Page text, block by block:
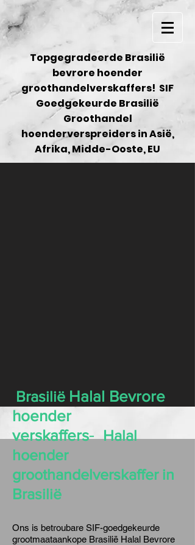
Topgegradeerde Brasilië
bevrore hoender
groothandelverskaffers! SIF
Goedgekeurde Brasilië
Groothandel
hoenderverspreiders in Asië,
Afrika, Midde-Ooste, EU
Brasilië Halal Bevrore
hoender
verskaffers-Halal
hoender
groothandelverskaffer in
Brasilië
Ons is betroubare SIF-goedgekeurde
grootmaataankope Brasilië Halal Bevrore